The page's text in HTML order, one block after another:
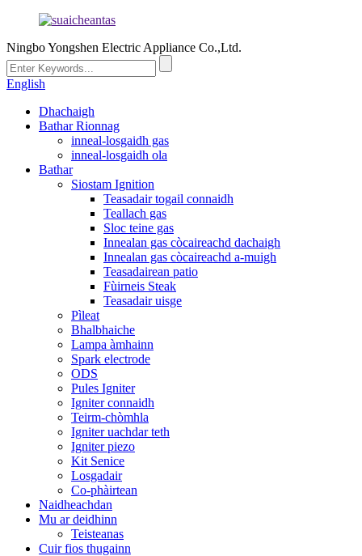
Ningbo Yongshen Electric Appliance Co.,Ltd.
English
Dhachaigh
Bathar Rionnag
inneal-losgaidh gas
inneal-losgaidh ola
Bathar
Siostam Ignition
Teasadair togail connaidh
Teallach gas
Sloc teine ​​​​gas
Innealan gas còcaireachd dachaigh
Innealan gas còcaireachd a-muigh
Teasadairean patio
Fùirneis Steak
Teasadair uisge
Pìleat
Bhalbhaiche
Lampa àmhainn
Spark electrode
ODS
Pules Igniter
Igniter connaidh
Teirm-chòmhla
Igniter uachdar teth
Igniter piezo
Kit Senice
Losgadair
Co-phàirtean
Naidheachdan
Mu ar deidhinn
Teisteanas
Cuir fios thugainn